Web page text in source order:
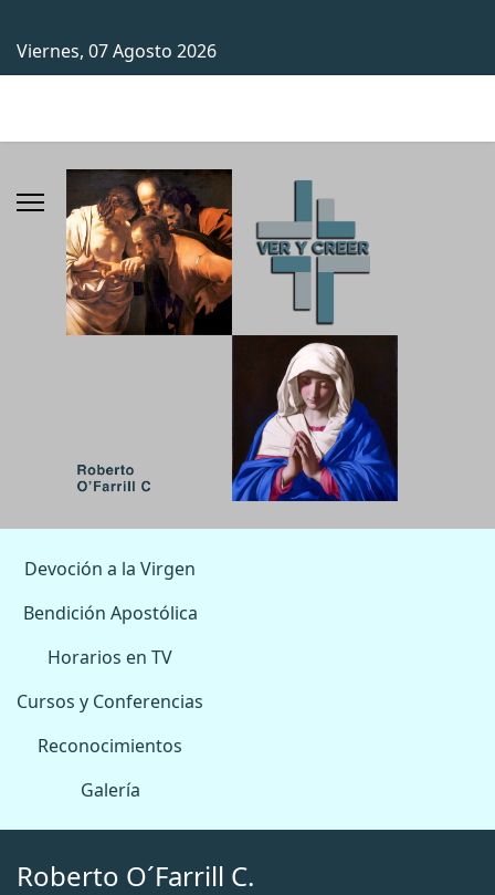
Viernes, 07 Agosto 2026
Devoción a la Virgen
Bendición Apostólica
Horarios en TV
Cursos y Conferencias
Reconocimientos
Galería
Roberto O´Farrill C.